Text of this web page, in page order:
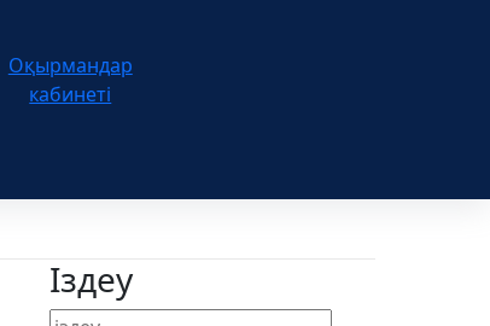
Оқырмандар
кабинеті
Іздеу